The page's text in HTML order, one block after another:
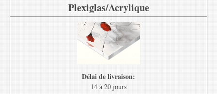
Plexiglas/Acrylique
Délai de livraison:
14 à 20 jours